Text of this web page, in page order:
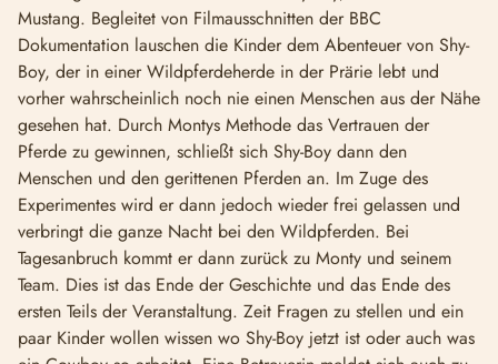
Mustang. Begleitet von Filmausschnitten der BBC
Dokumentation lauschen die Kinder dem Abenteuer von Shy-
Boy, der in einer Wildpferdeherde in der Prärie lebt und
vorher wahrscheinlich noch nie einen Menschen aus der Nähe
gesehen hat. Durch Montys Methode das Vertrauen der
Pferde zu gewinnen, schließt sich Shy-Boy dann den
Menschen und den gerittenen Pferden an. Im Zuge des
Experimentes wird er dann jedoch wieder frei gelassen und
verbringt die ganze Nacht bei den Wildpferden. Bei
Tagesanbruch kommt er dann zurück zu Monty und seinem
Team. Dies ist das Ende der Geschichte und das Ende des
ersten Teils der Veranstaltung. Zeit Fragen zu stellen und ein
paar Kinder wollen wissen wo Shy-Boy jetzt ist oder auch was